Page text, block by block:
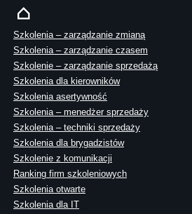
Szkolenia – zarządzanie zmianą
Szkolenia – zarządzanie czasem
Szkolenie – zarządzanie sprzedażą
Szkolenia dla kierowników
Szkolenia asertywność
Szkolenia – menedżer sprzedaży
Szkolenia – techniki sprzedaży
Szkolenia dla brygadzistów
Szkolenie z komunikacji
Ranking firm szkoleniowych
Szkolenia otwarte
Szkolenia dla IT